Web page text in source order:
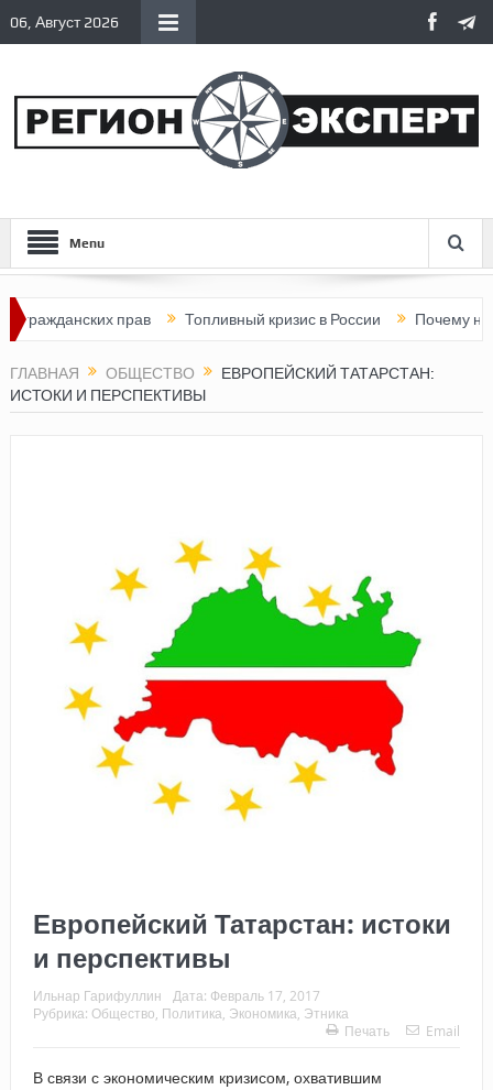
06, Август 2026
Menu
прав Топливный кризис в России Почему нынешняя
ГЛАВНАЯ ОБЩЕСТВО
ЕВРОПЕЙСКИЙ ТАТАРСТАН:
ИСТОКИ И ПЕРСПЕКТИВЫ
Европейский Татарстан: истоки
и перспективы
Ильнар Гарифуллин Дата: Февраль 17, 2017
Рубрика: Общество Политика Экономика Этника
Печать
Email
В связи с экономическим кризисом, охватившим